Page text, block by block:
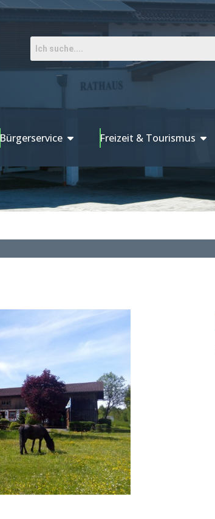
Bürgerservice Freizeit & Tourismus